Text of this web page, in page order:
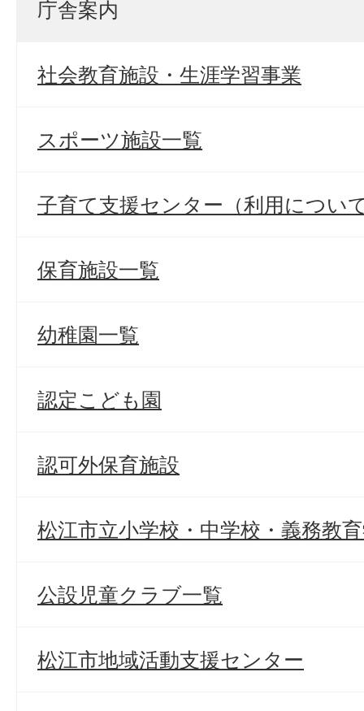
庁舎案内
社会教育施設・生涯学習事業
スポーツ施設一覧
子育て支援センター（利用につい
保育施設一覧
幼稚園一覧
認定こども園
認可外保育施設
松江市立小学校・中学校・義務教
公設児童クラブ一覧
松江市地域活動支援センター